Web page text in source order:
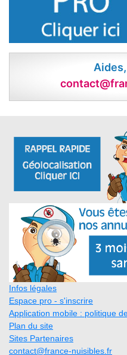
Infos légales
Espace pro - s'inscrire
Application mobile : politique
Plan du site
Sites Partenaires
contact@france-nuisibles.fr